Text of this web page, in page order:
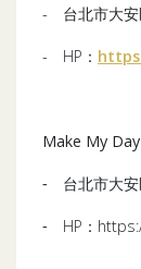
- 台北市大安
- HP：
Make My
‐ 台北市大安
‐ HP：